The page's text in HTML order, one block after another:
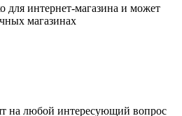
для интернет-магазина и может
магазинах
на любой интересующий вопрос